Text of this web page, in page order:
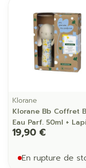
Klorane
Klorane Bb Coffret
Eau Parf. 50ml +
19,90 €
En rupture de